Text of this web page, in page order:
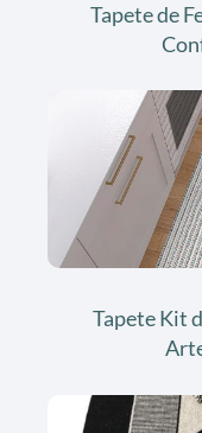
Tapete de
Tapete Kit